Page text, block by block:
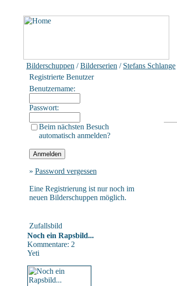
Bilderschuppen /Bilderserien / Stefans Schlange
Registrierte Benutzer
Benutzername:
Passwort:
Beim nächsten Besuch
automatisch anmelden?
» Password vergessen
Eine Registrierung ist nur noch im
neuen Bilderschuppen möglich.
Zufallsbild
Noch ein Rapsbild...
Kommentare: 2
Yeti